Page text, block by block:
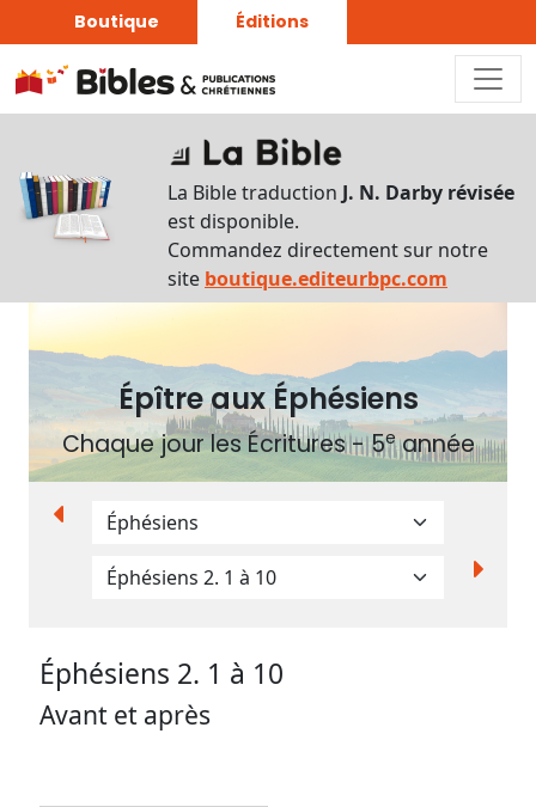
Boutique Éditions
La Bible traduction J. N. Darby révisée
est disponible.
Commandez directement sur notre
site boutique.editeurbpc.com
Épître aux Éphésiens
Chaque jour les Écritures - 5eannée
Éphésiens 2. 1 à 10
Avant et après
supports
Exemplaire
papier
Nous
contacter
Signaler
une
erreur
aux
coûts